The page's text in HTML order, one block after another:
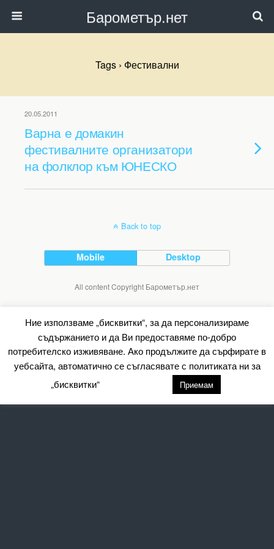
Барометър.нет
Tags › Фестивални
20.05.2011
Варна е домакин
фестивалните организатори
на фолклор към ЮНЕСКО
Back to top
Mobile Desktop
All content Copyright Барометър.нет
Ние използваме „бисквитки“, за да персонализираме
съдържанието и да Ви предоставяме по-добро
потребителско изживяване. Ако продължите да сърфирате в
уебсайта, автоматично се съгласявате с политиката ни за
„бисквитки“
Приемам